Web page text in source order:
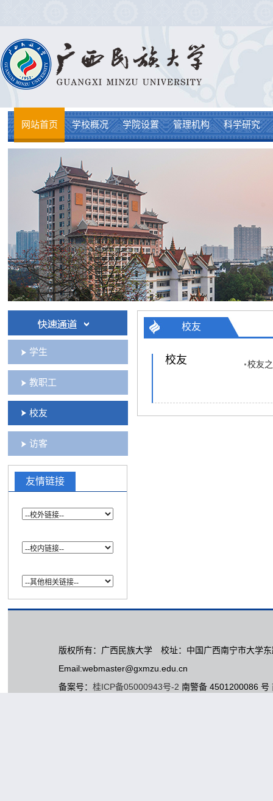
网站首页 学校概况 学院设置 管理机构 科学研究
学生
教职工
校友
访客
友情链接
校友
校友 校友
版权所有：广西民族大学 校址：中国广西南宁市大学
Email:webmaster@gxmzu.edu.cn
备案号： 桂ICP备05000943号-2 南警备 4501200086 号